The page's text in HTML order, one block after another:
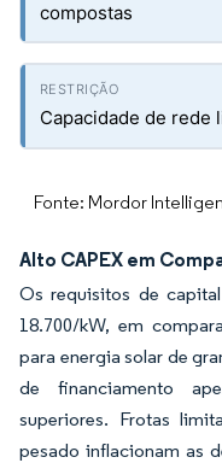
compostas
Capacidade de rede
Fonte: Mordor
Alto CAPEX em
Os requisitos de
18.700/kW, em
para energia solar de
de financiamento
superiores. Frotas
pesado inflacionam as